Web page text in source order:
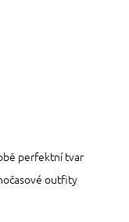
perfektní tvar
outfity